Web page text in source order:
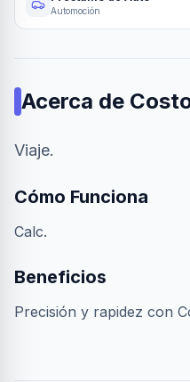
Automoción
Acerca de
Viaje.
Cómo Funciona
Calc.
Beneficios
Precisión y rapidez con